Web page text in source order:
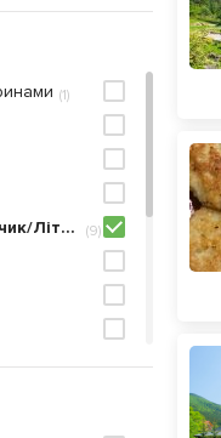
(1)
(9)
тераса